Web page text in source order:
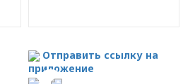
Отправить ссылку на
приложение